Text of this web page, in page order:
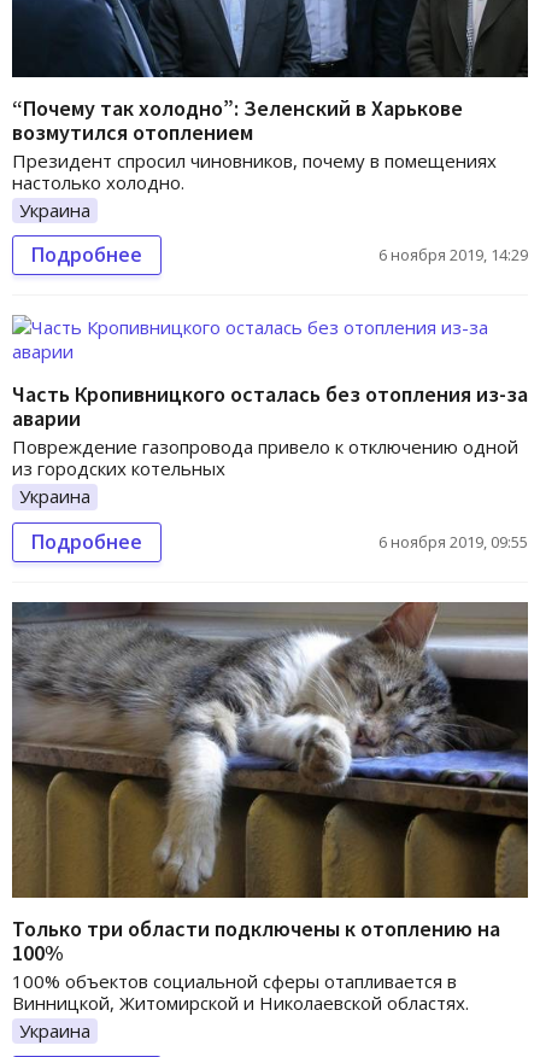
“Почему так холодно”: Зеленский в Харькове
возмутился отоплением
Президент спросил чиновников, почему в помещениях
настолько холодно.
Украина
Подробнее 6 ноября 2019, 14:29
Часть Кропивницкого осталась без отопления из-за
аварии
Повреждение газопровода привело к отключению одной
из городских котельных
Украина
Подробнее 6 ноября 2019, 09:55
Только три области подключены к отоплению на
100%
100% объектов социальной сферы отапливается в
Винницкой, Житомирской и Николаевской областях.
Украина